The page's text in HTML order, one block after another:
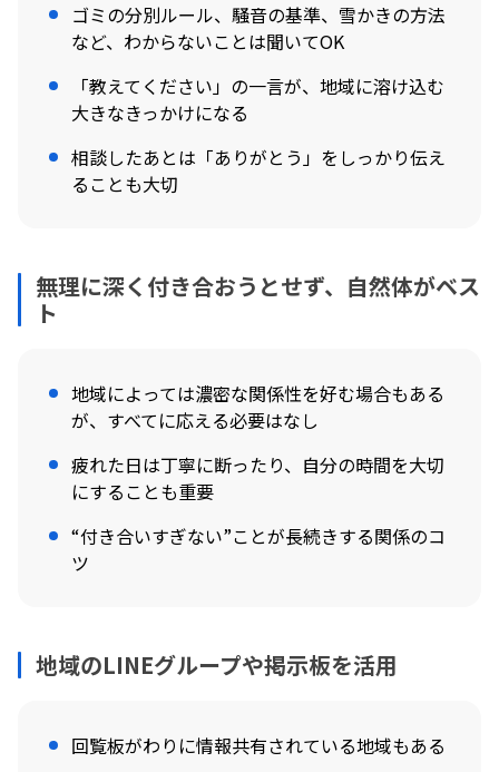
ゴミの分別ルール、騒音の基準、雪かきの方法
など、わからないことは聞いてOK
「教えてください」の一言が、地域に溶け込む
大きなきっかけになる
相談したあとは「ありがとう」をしっかり伝え
ることも大切
無理に深く付き合おうとせず、自然体がベス
ト
地域によっては濃密な関係性を好む場合もある
が、すべてに応える必要はなし
疲れた日は丁寧に断ったり、自分の時間を大切
にすることも重要
“付き合いすぎない”ことが長続きする関係のコ
ツ
地域のLINEグループや掲示板を活用
回覧板がわりに情報共有されている地域もある